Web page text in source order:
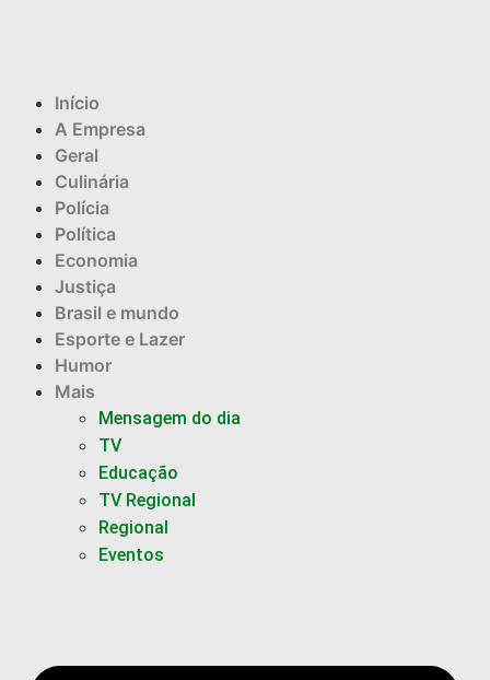
Início
A Empresa
Geral
Culinária
Polícia
Política
Economia
Justiça
Brasil e mundo
Esporte e Lazer
Humor
Mais
Mensagem do dia
TV
Educação
TV Regional
Regional
Eventos